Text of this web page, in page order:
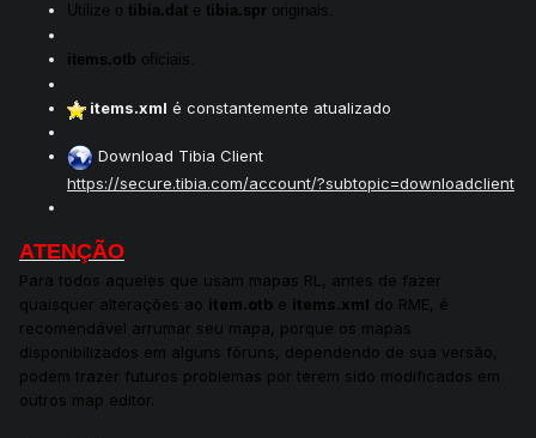
Utilize o tibia.dat e tibia.spr originais.
items.otb oficiais.
items.xml é constantemente atualizado
Download Tibia Client
https://secure.tibia.com/account/?subtopic=downloadclient
ATENÇÃO
Para todos aqueles que usam mapas RL, antes de fazer
quaisquer alterações ao item.otb e items.xml do RME, é
recomendável arrumar seu mapa, porque os mapas
disponibilizados em alguns fóruns, dependendo de sua versão,
podem trazer futuros problemas por terem sido modificados em
outros map editor.